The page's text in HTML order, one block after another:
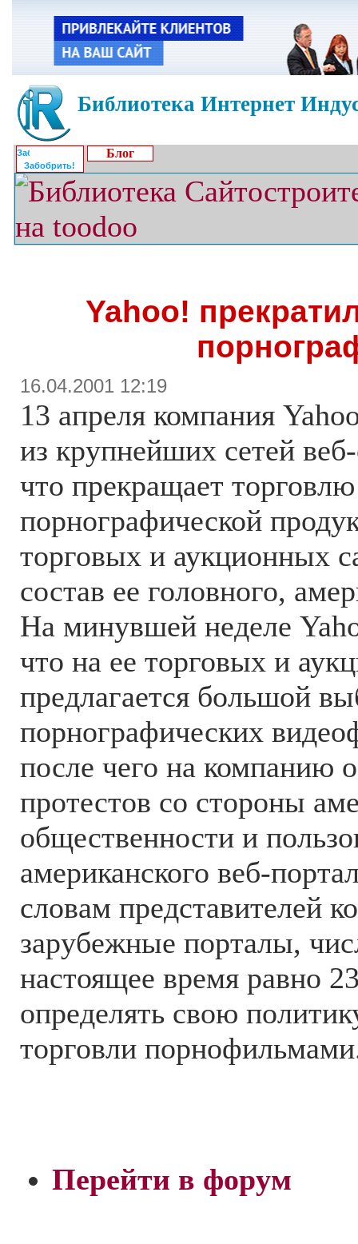
Библиотека Интернет
Забобрить!
Блог
Yahoo!
16.04.2001 12:19
13 апреля компания
из крупнейших сетей
что прекращает торговлю
порнографической
торговых и аукционных
состав ее головного,
На минувшей неделе
что на ее торговых и
предлагается большой
порнографических
после чего на компанию
протестов со стороны
общественности и
американского веб-
словам представителей
зарубежные порталы,
настоящее время равно
определять свою
торговли
Перейти в форум